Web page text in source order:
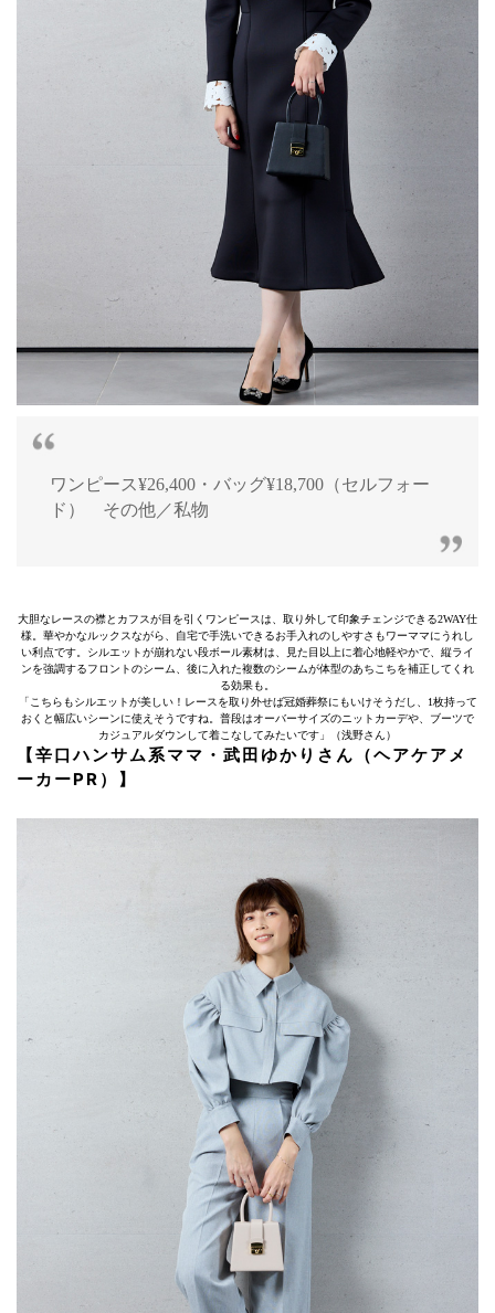
ワンピース¥26,400・バッグ¥18,700（セルフォー
ド） その他／私物
大胆なレースの襟とカフスが目を引くワンピースは、取り外して印象チェンジできる2WAY仕
様。華やかなルックスながら、自宅で手洗いできるお手入れのしやすさもワーママにうれし
い利点です。シルエットが崩れない段ボール素材は、見た目以上に着心地軽やかで、縦ライ
ンを強調するフロントのシーム、後に入れた複数のシームが体型のあちこちを補正してくれ
る効果も。
「こちらもシルエットが美しい！レースを取り外せば冠婚葬祭にもいけそうだし、1枚持って
おくと幅広いシーンに使えそうですね。普段はオーバーサイズのニットカーデや、ブーツで
カジュアルダウンして着こなしてみたいです」（浅野さん）
【辛口ハンサム系ママ・武田ゆかりさん（ヘアケアメ
ーカーPR）】